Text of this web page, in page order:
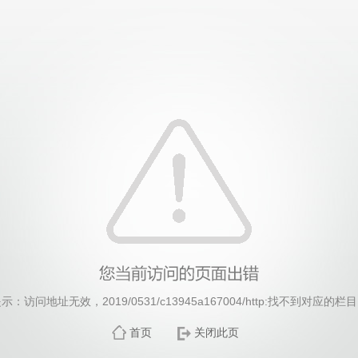
：访问地址无效，2019/0531/c13945a167004/http:找不到对应的栏
首页 关闭此页